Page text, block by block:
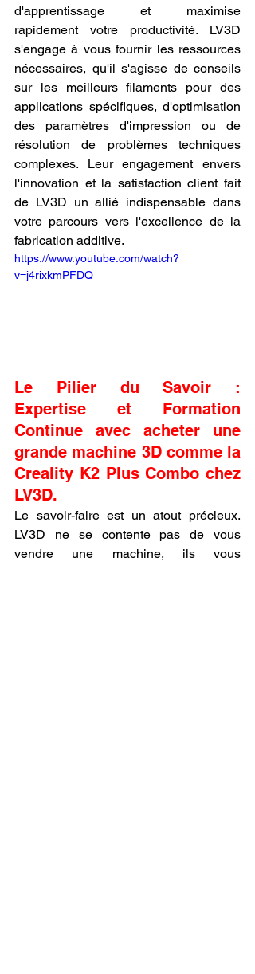
d'apprentissage et maximise
rapidement votre productivité. LV3D
s'engage à vous fournir les ressources
nécessaires, qu'il s'agisse de conseils
sur les meilleurs filaments pour des
applications spécifiques, d'optimisation
des paramètres d'impression ou de
résolution de problèmes techniques
complexes. Leur engagement envers
l'innovation et la satisfaction client fait
de LV3D un allié indispensable dans
votre parcours vers l'excellence de la
fabrication additive.
https://www.youtube.com/watch?
v=j4rixkmPFDQ
Le Pilier du Savoir :
Expertise et Formation
Continue avec acheter une
grande machine 3D comme la
Creality K2 Plus Combo chez
LV3D.
Le savoir-faire est un atout précieux.
LV3D ne se contente pas de vous
vendre une machine, ils vous